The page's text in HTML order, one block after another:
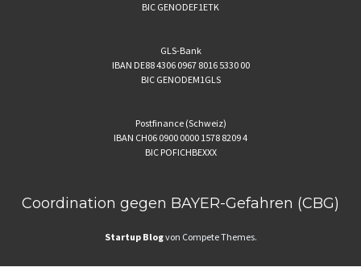
BIC GENODEF1ETK
GLS-Bank
IBAN DE88 4306 0967 8016 5330 00
BIC GENODEM1GLS
Postfinance (Schweiz)
IBAN CH06 0900 0000 1578 8209 4
BIC POFICHBEXXX
Coordination gegen BAYER-Gefahren (CBG)
Startup Blogvon Compete Themes.